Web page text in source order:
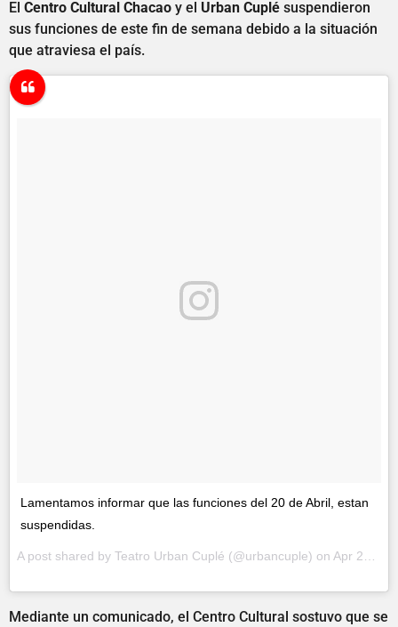
El Centro Cultural Chacao y el Urban Cuplé suspendieron
sus funciones de este fin de semana debido a la situación
que atraviesa el país.
Lamentamos informar que las funciones del 20 de Abril, estan
suspendidas.
A post shared by Teatro Urban Cuplé (@urbancuple) on Apr 20, 2017 at 7:09am PDT
Mediante un comunicado, el Centro Cultural sostuvo que se